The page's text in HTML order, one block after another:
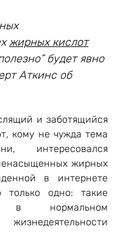
жирных кислот
будет явно
Аткинс об
и заботящийся
кому не чужда тема
интересовался
жирных
в интернете
только одно: такие
в нормальном